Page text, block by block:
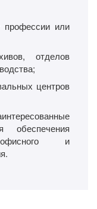
или
отделов
центров
и